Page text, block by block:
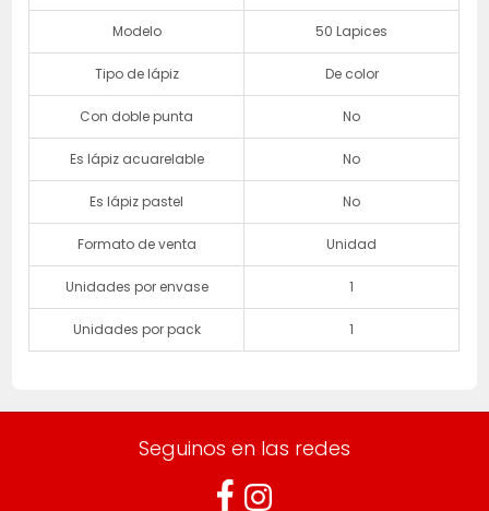
Modelo 50 Lapices
Tipo de lápiz De color
Con doble punta No
Es lápiz acuarelable No
Es lápiz pastel No
Formato de venta Unidad
Unidades por envase 1
Unidades por pack 1
Seguinos en las redes